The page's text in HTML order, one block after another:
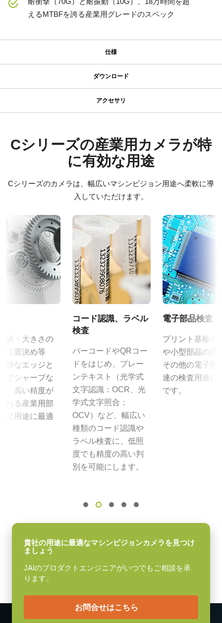
えるMTBFを誇る産業用グレードのスペック
仕様
カメラタイプ
エリアスキャン
モノクロ
2 MP
規格 横x縦
1620 x 1220 px
フレームレート/ラインレート
インターフェース
Mini Camera Link
センサ
ICX274AL
センササイズ
センササイズ 横x縦
7.1 x 5.4 mm
外形寸法 高さx幅x奥行
29 x 44 x 66 mm
ダウンロード
マニュアル - CM-200MCL
データシート - CM-200MCL
ソフトウェア
Control tool - CM-CB-200-MCL-PMCL 64-bit
証明書類
CE Certificate – CM-200MCL
その他
CAD file - C Series 140-200 MCL-PMCL
カメラセレクションガイド（総合カタログ）
アクセサリ
055シリーズ
JAIカメラ専用 ACアダプタ VA-055シリーズ
ご注文の際にはBもしくはFをご指定ください。
定格出力電流：3A
入力電源電圧：AC100V-240V (1次側ケーブルは100V専用)
電源周波数： 50/60Hz
動作温度：-10～+50℃
動作湿度：20％～85％（但し結露なきこと）
外形寸法：43(W) ｘ 30(H) ｘ 112（D)mm （突起部除く）
質量：285g/277g ケーブル長：2.0m
出力コネクタB / F（型番）
B ( VA-055 B )：12pin仕様
F ( VA-055 F )：6pin仕様
MP-40 三脚マウント
MP-40はCシリーズおよびCV-M9CL、CV-M9GEに対応していま
カメラへの固定は2点留めになります。
固定用 M3スクリューネジ付属
Cシリーズの産業用カメラが特
に有効な用途
Cシリーズのカメラは、幅広いマシンビジョン用途へ柔軟に導
入していただけます。
状・大きさの
位置決め等
瞭なエッジと
でシャープな
、高い精度が
れる産業用部
定用途に最適
コード認識、ラベル
検査
バーコードやQRコー
ドをはじめ、プレー
ンテキスト（光学式
文字認識：OCR、光
学式文字照合：
OCV）など、幅広い
種類のコード認識や
ラベル検査に、低照
度でも精度の高い判
別を可能にします。
電子部品検査
プリント基板の
や小型部品の選
その他の電子部
連の検査用途に
です。
貴社の用途に最適なマシンビジョンカメラを見つけ
ましょう
JAIのプロダクトエンジニアがいつでもご相談を承
ります。
お問合せはこちら